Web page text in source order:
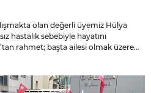
olan değerli üyemiz Hülya
hastalık sebebiyle hayatını
rahmet; başta ailesi olmak üzere